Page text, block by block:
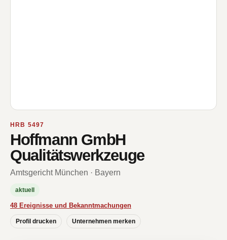
HRB 5497
Hoffmann GmbH
Qualitätswerkzeuge
Amtsgericht München · Bayern
aktuell
48 Ereignisse und Bekanntmachungen
Profil drucken Unternehmen merken